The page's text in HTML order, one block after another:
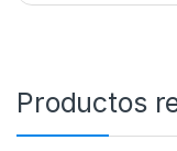
Productos